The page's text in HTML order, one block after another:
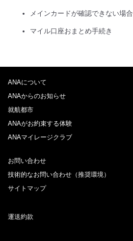
メインカードが確認できない場合
マイル口座おまとめ手続き
ANAについて
ANAからのお知らせ
就航都市
ANAがお約束する体験
ANAマイレージクラブ
お問い合わせ
技術的なお問い合わせ（推奨環境）
サイトマップ
運送約款